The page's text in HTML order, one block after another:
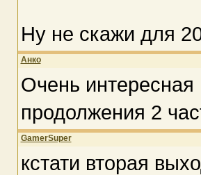
Ну не скажи для
Анко
Очень интересная
продолжения 2
GamerSuper
кстати вторая